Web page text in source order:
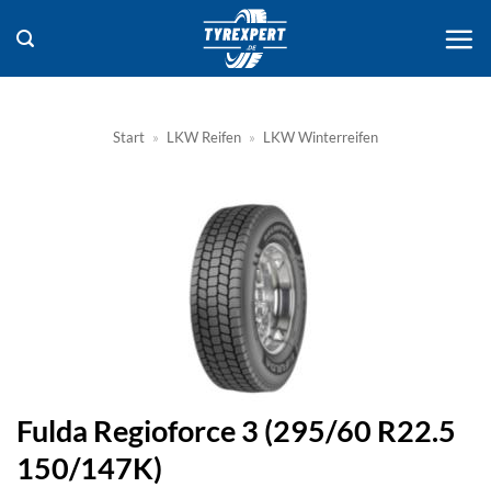
Inhalt
springen
Start » LKW Reifen » LKW Winterreifen
Fulda Regioforce 3 (295/60 R22.5
150/147K)